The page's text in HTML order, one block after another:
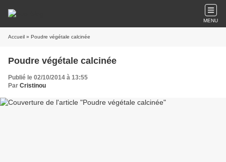
MENU
Accueil » Poudre végétale calcinée
Poudre végétale calcinée
Publié le 02/10/2014 à 13:55
Par Cristinou